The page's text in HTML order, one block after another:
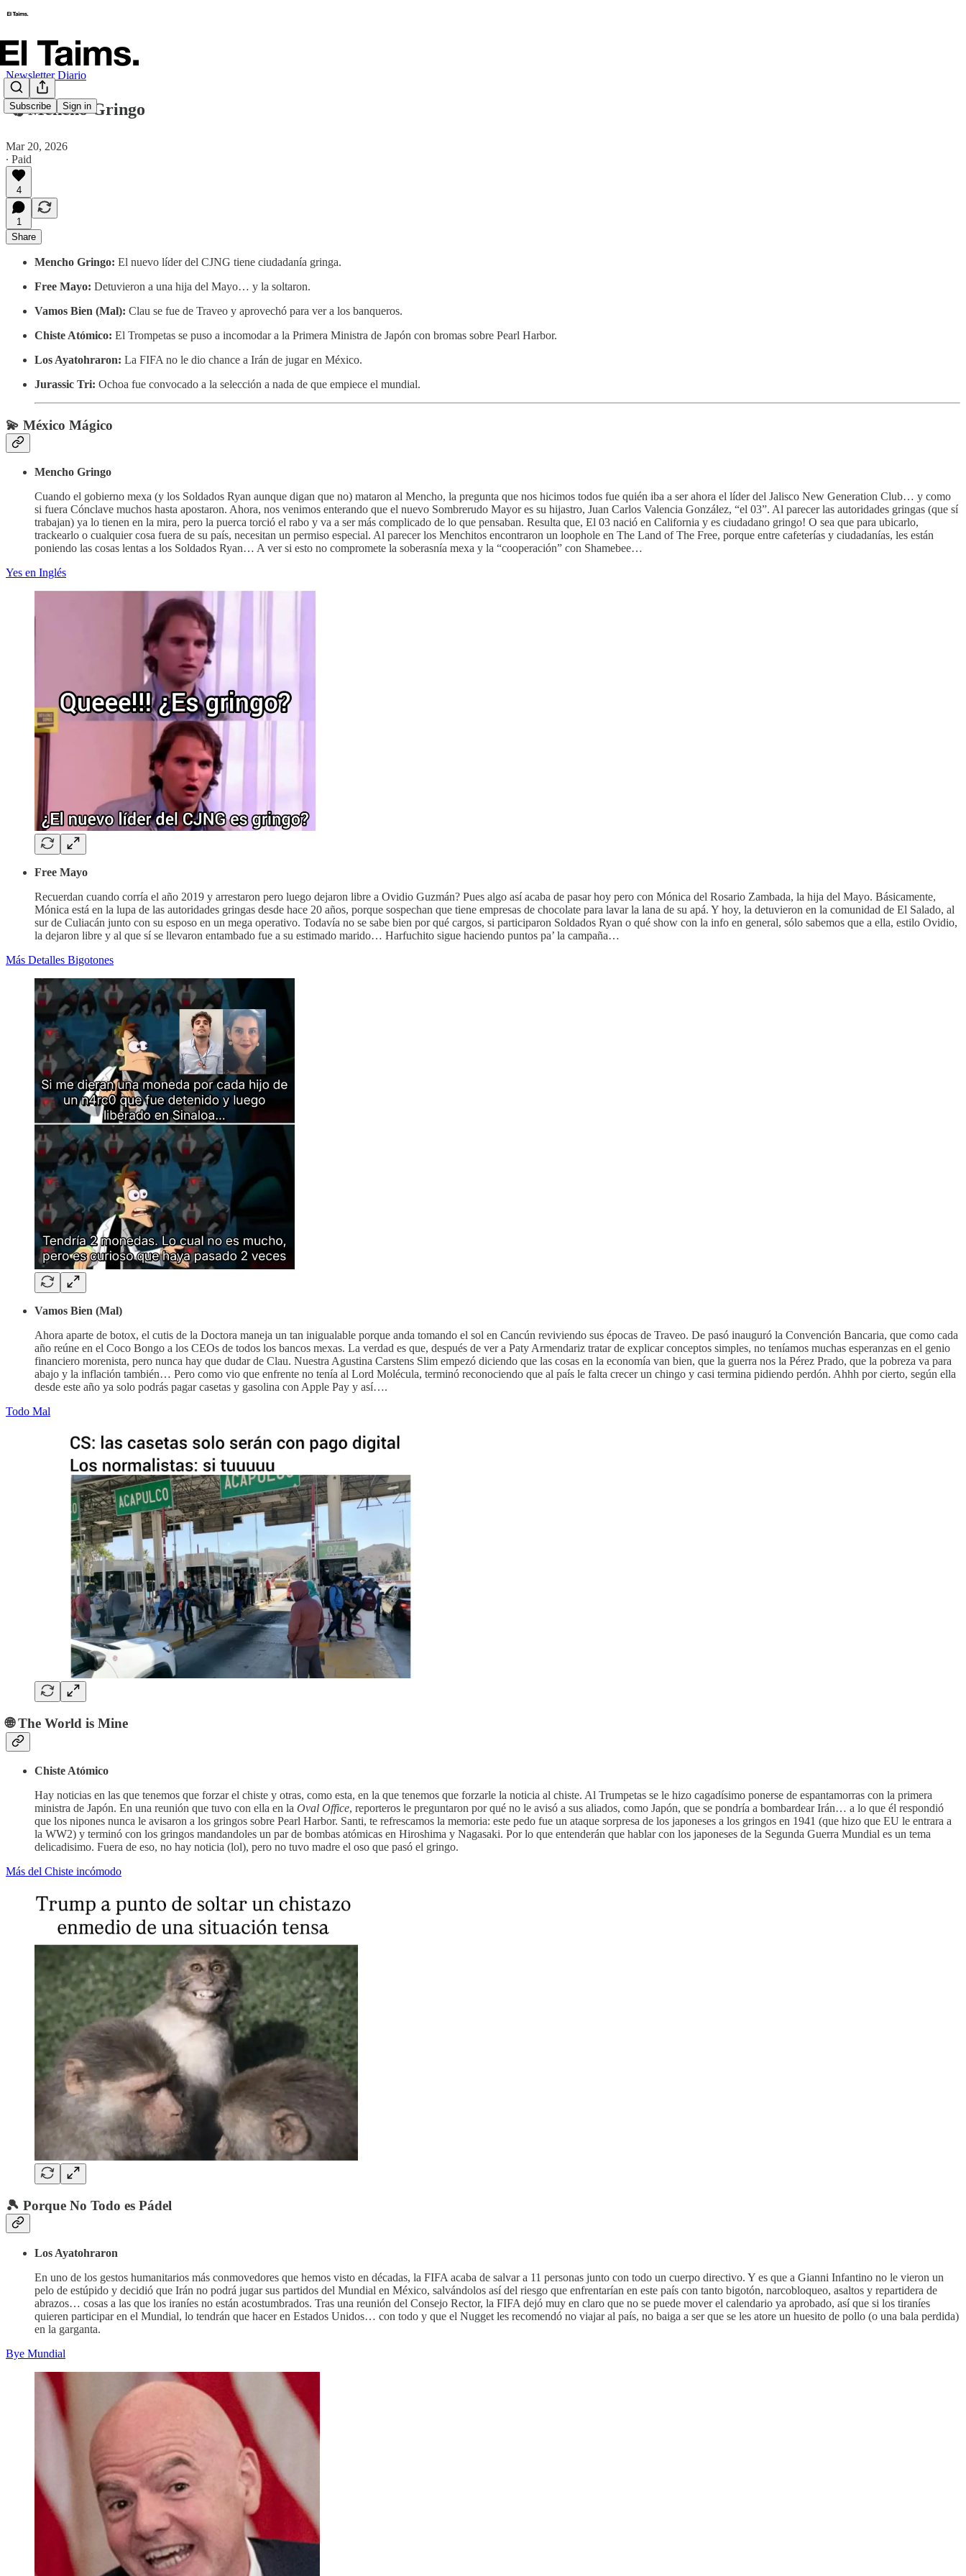
Subscribe Sign in
Newsletter Diario
🗞️ Mencho Gringo
Mar 20, 2026
∙ Paid
4
1
Share
Mencho Gringo: El nuevo líder del CJNG tiene ciudadanía gringa.
Free Mayo: Detuvieron a una hija del Mayo… y la soltaron.
Vamos Bien (Mal): Clau se fue de Traveo y aprovechó para ver a los banqueros.
Chiste Atómico: El Trompetas se puso a incomodar a la Primera Ministra de Japón con bromas sobre Pearl Harbor.
Los Ayatohraron: La FIFA no le dio chance a Irán de jugar en México.
Jurassic Tri: Ochoa fue convocado a la selección a nada de que empiece el mundial.
💫 México Mágico
Mencho Gringo
Cuando el gobierno mexa (y los Soldados Ryan aunque digan que no) mataron al Mencho, la pregunta que nos hicimos todos fue quién iba a ser ahora el líder del Jalisco New Generation Club… y como
si fuera Cónclave muchos hasta apostaron. Ahora, nos venimos enterando que el nuevo Sombrerudo Mayor es su hijastro, Juan Carlos Valencia González, “el 03”. Al parecer las autoridades gringas (que sí
trabajan) ya lo tienen en la mira, pero la puerca torció el rabo y va a ser más complicado de lo que pensaban. Resulta que, El 03 nació en California y es ciudadano gringo! O sea que para ubicarlo,
trackearlo o cualquier cosa fuera de su país, necesitan un permiso especial. Al parecer los Menchitos encontraron un loophole en The Land of The Free, porque entre cafeterías y ciudadanías, les están
poniendo las cosas lentas a los Soldados Ryan… A ver si esto no compromete la soberasnía mexa y la “cooperación” con Shamebee…
Yes en Inglés
Free Mayo
Recuerdan cuando corría el año 2019 y arrestaron pero luego dejaron libre a Ovidio Guzmán? Pues algo así acaba de pasar hoy pero con Mónica del Rosario Zambada, la hija del Mayo. Básicamente,
Mónica está en la lupa de las autoridades gringas desde hace 20 años, porque sospechan que tiene empresas de chocolate para lavar la lana de su apá. Y hoy, la detuvieron en la comunidad de El Salado, al
sur de Culiacán junto con su esposo en un mega operativo. Todavía no se sabe bien por qué cargos, si participaron Soldados Ryan o qué show con la info en general, sólo sabemos que a ella, estilo Ovidio,
la dejaron libre y al que sí se llevaron entambado fue a su estimado marido… Harfuchito sigue haciendo puntos pa’ la campaña…
Más Detalles Bigotones
Vamos Bien (Mal)
Ahora aparte de botox, el cutis de la Doctora maneja un tan inigualable porque anda tomando el sol en Cancún reviviendo sus épocas de Traveo. De pasó inauguró la Convención Bancaria, que como cada
año reúne en el Coco Bongo a los CEOs de todos los bancos mexas. La verdad es que, después de ver a Paty Armendariz tratar de explicar conceptos simples, no teníamos muchas esperanzas en el genio
financiero morenista, pero nunca hay que dudar de Clau. Nuestra Agustina Carstens Slim empezó diciendo que las cosas en la economía van bien, que la guerra nos la Pérez Prado, que la pobreza va para
abajo y la inflación también… Pero como vio que enfrente no tenía al Lord Molécula, terminó reconociendo que al país le falta crecer un chingo y casi termina pidiendo perdón. Ahhh por cierto, según ella
desde este año ya solo podrás pagar casetas y gasolina con Apple Pay y así….
Todo Mal
🌐 The World is Mine
Chiste Atómico
Hay noticias en las que tenemos que forzar el chiste y otras, como esta, en la que tenemos que forzarle la noticia al chiste. Al Trumpetas se le hizo cagadísimo ponerse de espantamorras con la primera
ministra de Japón. En una reunión que tuvo con ella en la Oval Office, reporteros le preguntaron por qué no le avisó a sus aliados, como Japón, que se pondría a bombardear Irán… a lo que él respondió
que los nipones nunca le avisaron a los gringos sobre Pearl Harbor. Santi, te refrescamos la memoria: este pedo fue un ataque sorpresa de los japoneses a los gringos en 1941 (que hizo que EU le entrara a
la WW2) y terminó con los gringos mandandoles un par de bombas atómicas en Hiroshima y Nagasaki. Por lo que entenderán que hablar con los japoneses de la Segunda Guerra Mundial es un tema
delicadisimo. Fuera de eso, no hay noticia (lol), pero no tuvo madre el oso que pasó el gringo.
Más del Chiste incómodo
🎾 Porque No Todo es Pádel
Los Ayatohraron
En uno de los gestos humanitarios más conmovedores que hemos visto en décadas, la FIFA acaba de salvar a 11 personas junto con todo un cuerpo directivo. Y es que a Gianni Infantino no le vieron un
pelo de estúpido y decidió que Irán no podrá jugar sus partidos del Mundial en México, salvándolos así del riesgo que enfrentarían en este país con tanto bigotón, narcobloqueo, asaltos y repartidera de
abrazos… cosas a las que los iraníes no están acostumbrados. Tras una reunión del Consejo Rector, la FIFA dejó muy en claro que no se puede mover el calendario ya aprobado, así que si los tiraníes
quieren participar en el Mundial, lo tendrán que hacer en Estados Unidos… con todo y que el Nugget les recomendó no viajar al país, no baiga a ser que se les atore un huesito de pollo (o una bala perdida)
en la garganta.
Bye Mundial